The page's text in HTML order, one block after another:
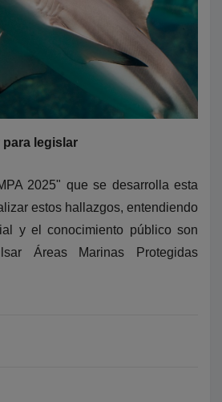
legislar
2025" que se desarrolla esta
estos hallazgos, entendiendo
y el conocimiento público son
Áreas Marinas Protegidas